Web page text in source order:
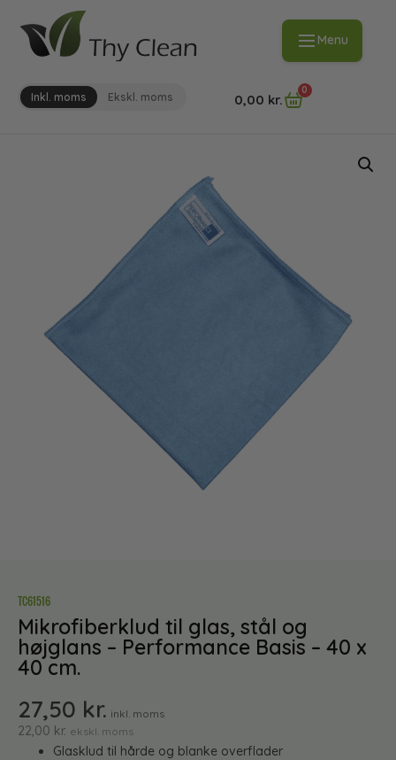
Menu
Inkl. moms Ekskl. moms 0,00 kr.
0
TC61516
Mikrofiberklud til glas, stål og
højglans – Performance Basis – 40 x
40 cm.
27,50 kr. inkl. moms
22,00 kr. ekskl. moms
Glasklud til hårde og blanke overflader